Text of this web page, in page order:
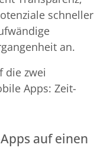
schneller
an.
die zwei
Apps: Zeit-
auf einen